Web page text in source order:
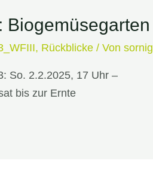
Biogemüsegarten
, Rückblicke / Vonsornig
So. 2.2.2025, 17 Uhr –
bis zur Ernte